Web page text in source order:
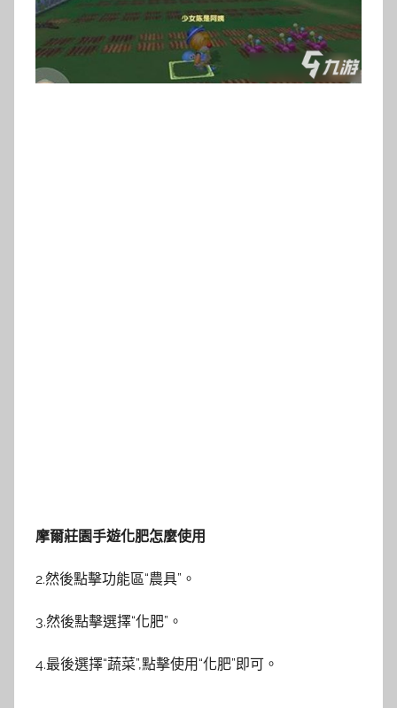
摩爾莊園手遊化肥怎麼使用
2.然後點擊功能區“農具”。
3.然後點擊選擇“化肥”。
4.最後選擇“蔬菜”,點擊使用“化肥”即可。